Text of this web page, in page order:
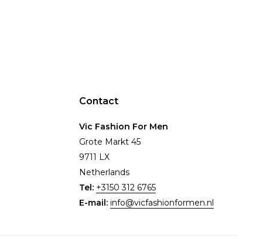
Contact
Vic Fashion For Men
Grote Markt 45
9711 LX
Netherlands
Tel: +3150 312 6765
E-mail: info@vicfashionformen.nl